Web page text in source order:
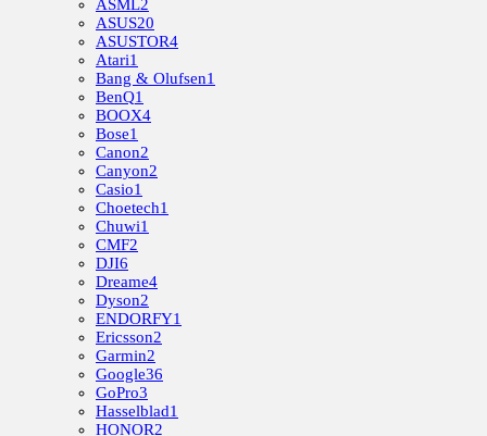
ASML2
ASUS20
ASUSTOR4
Atari1
Bang & Olufsen1
BenQ1
BOOX4
Bose1
Canon2
Canyon2
Casio1
Choetech1
Chuwi1
CMF2
DJI6
Dreame4
Dyson2
ENDORFY1
Ericsson2
Garmin2
Google36
GoPro3
Hasselblad1
HONOR2